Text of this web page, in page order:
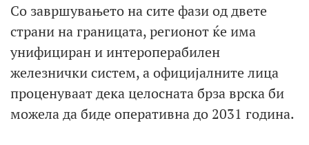
Со завршувањето на сите фази од двете
страни на границата, регионот ќе има
унифициран и интероперабилен
железнички систем, а официјалните лица
проценуваат дека целосната брза врска би
можела да биде оперативна до 2031 година.